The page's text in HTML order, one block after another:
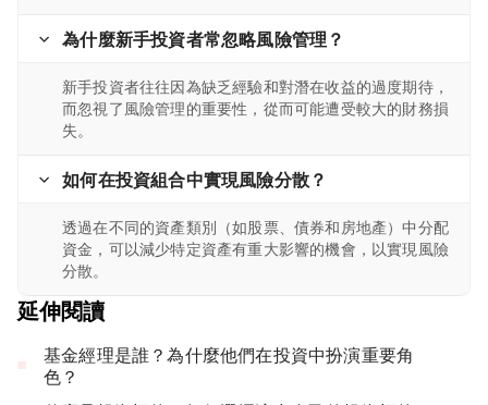
為什麼新手投資者常忽略風險管理？
新手投資者往往因為缺乏經驗和對潛在收益的過度期待，
而忽視了風險管理的重要性，從而可能遭受較大的財務損
失。
如何在投資組合中實現風險分散？
透過在不同的資產類別（如股票、債券和房地產）中分配
資金，可以減少特定資產有重大影響的機會，以實現風險
分散。
延伸閱讀
基金經理是誰？為什麼他們在投資中扮演重要角
色？